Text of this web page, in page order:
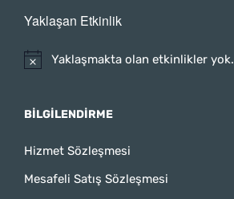
Yaklaşan Etkinlik
Yaklaşmakta olan etkinlikler yok.
BILGILENDIRME
Hizmet Sözleşmesi
Mesafeli Satış Sözleşmesi